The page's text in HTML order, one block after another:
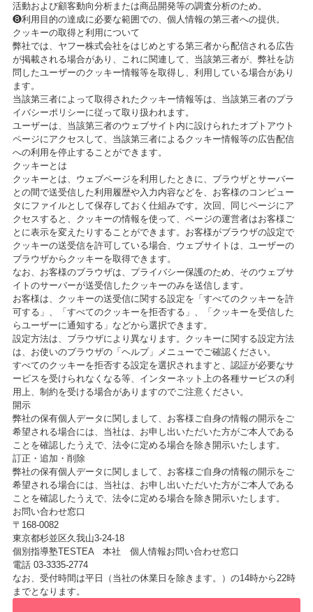
活動および顧客動向分析または商品開発等の調査分析のため。
❽利用目的の達成に必要な範囲での、個人情報の第三者への提供。
クッキーの取得と利用について
弊社では、ヤフー株式会社をはじめとする第三者から配信される広告
が掲載される場合があり、これに関連して、当該第三者が、弊社を訪
問したユーザーのクッキー情報等を取得し、利用している場合があり
ます。
当該第三者によって取得されたクッキー情報等は、当該第三者のプラ
イバシーポリシーに従って取り扱われます。
ユーザーは、当該第三者のウェブサイト内に設けられたオプトアウト
ページにアクセスして、当該第三者によるクッキー情報等の広告配信
への利用を停止することができます。
クッキーとは
クッキーとは、ウェブページを利用したときに、ブラウザとサーバー
との間で送受信した利用履歴や入力内容などを、お客様のコンピュー
タにファイルとして保存しておく仕組みです。次回、同じページにア
クセスすると、クッキーの情報を使って、ページの運営者はお客様ご
とに表示を変えたりすることができます。お客様がブラウザの設定で
クッキーの送受信を許可している場合、ウェブサイトは、ユーザーの
ブラウザからクッキーを取得できます。
なお、お客様のブラウザは、プライバシー保護のため、そのウェブサ
イトのサーバーが送受信したクッキーのみを送信します。
お客様は、クッキーの送受信に関する設定を「すべてのクッキーを許
可する」、「すべてのクッキーを拒否する」、「クッキーを受信した
らユーザーに通知する」などから選択できます。
設定方法は、ブラウザにより異なります。クッキーに関する設定方法
は、お使いのブラウザの「ヘルプ」メニューでご確認ください。
すべてのクッキーを拒否する設定を選択されますと、認証が必要なサ
ービスを受けられなくなる等、インターネット上の各種サービスの利
用上、制約を受ける場合がありますのでご注意ください。
開示
弊社の保有個人データに関しまして、お客様ご自身の情報の開示をご
希望される場合には、当社は、お申し出いただいた方がご本人である
ことを確認したうえで、法令に定める場合を除き開示いたします。
訂正・追加・削除
弊社の保有個人データに関しまして、お客様ご自身の情報の開示をご
希望される場合には、当社は、お申し出いただいた方がご本人である
ことを確認したうえで、法令に定める場合を除き開示いたします。
お問い合わせ窓口
〒168-0082
東京都杉並区久我山3-24-18
個別指導塾TESTEA 本社 個人情報お問い合わせ窓口
電話 03-3335-2774
なお、受付時間は平日（当社の休業日を除きます。）の14時から22時
までとなります。